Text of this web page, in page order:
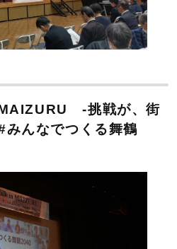
-挑戦が、街
んなでつくる舞鶴